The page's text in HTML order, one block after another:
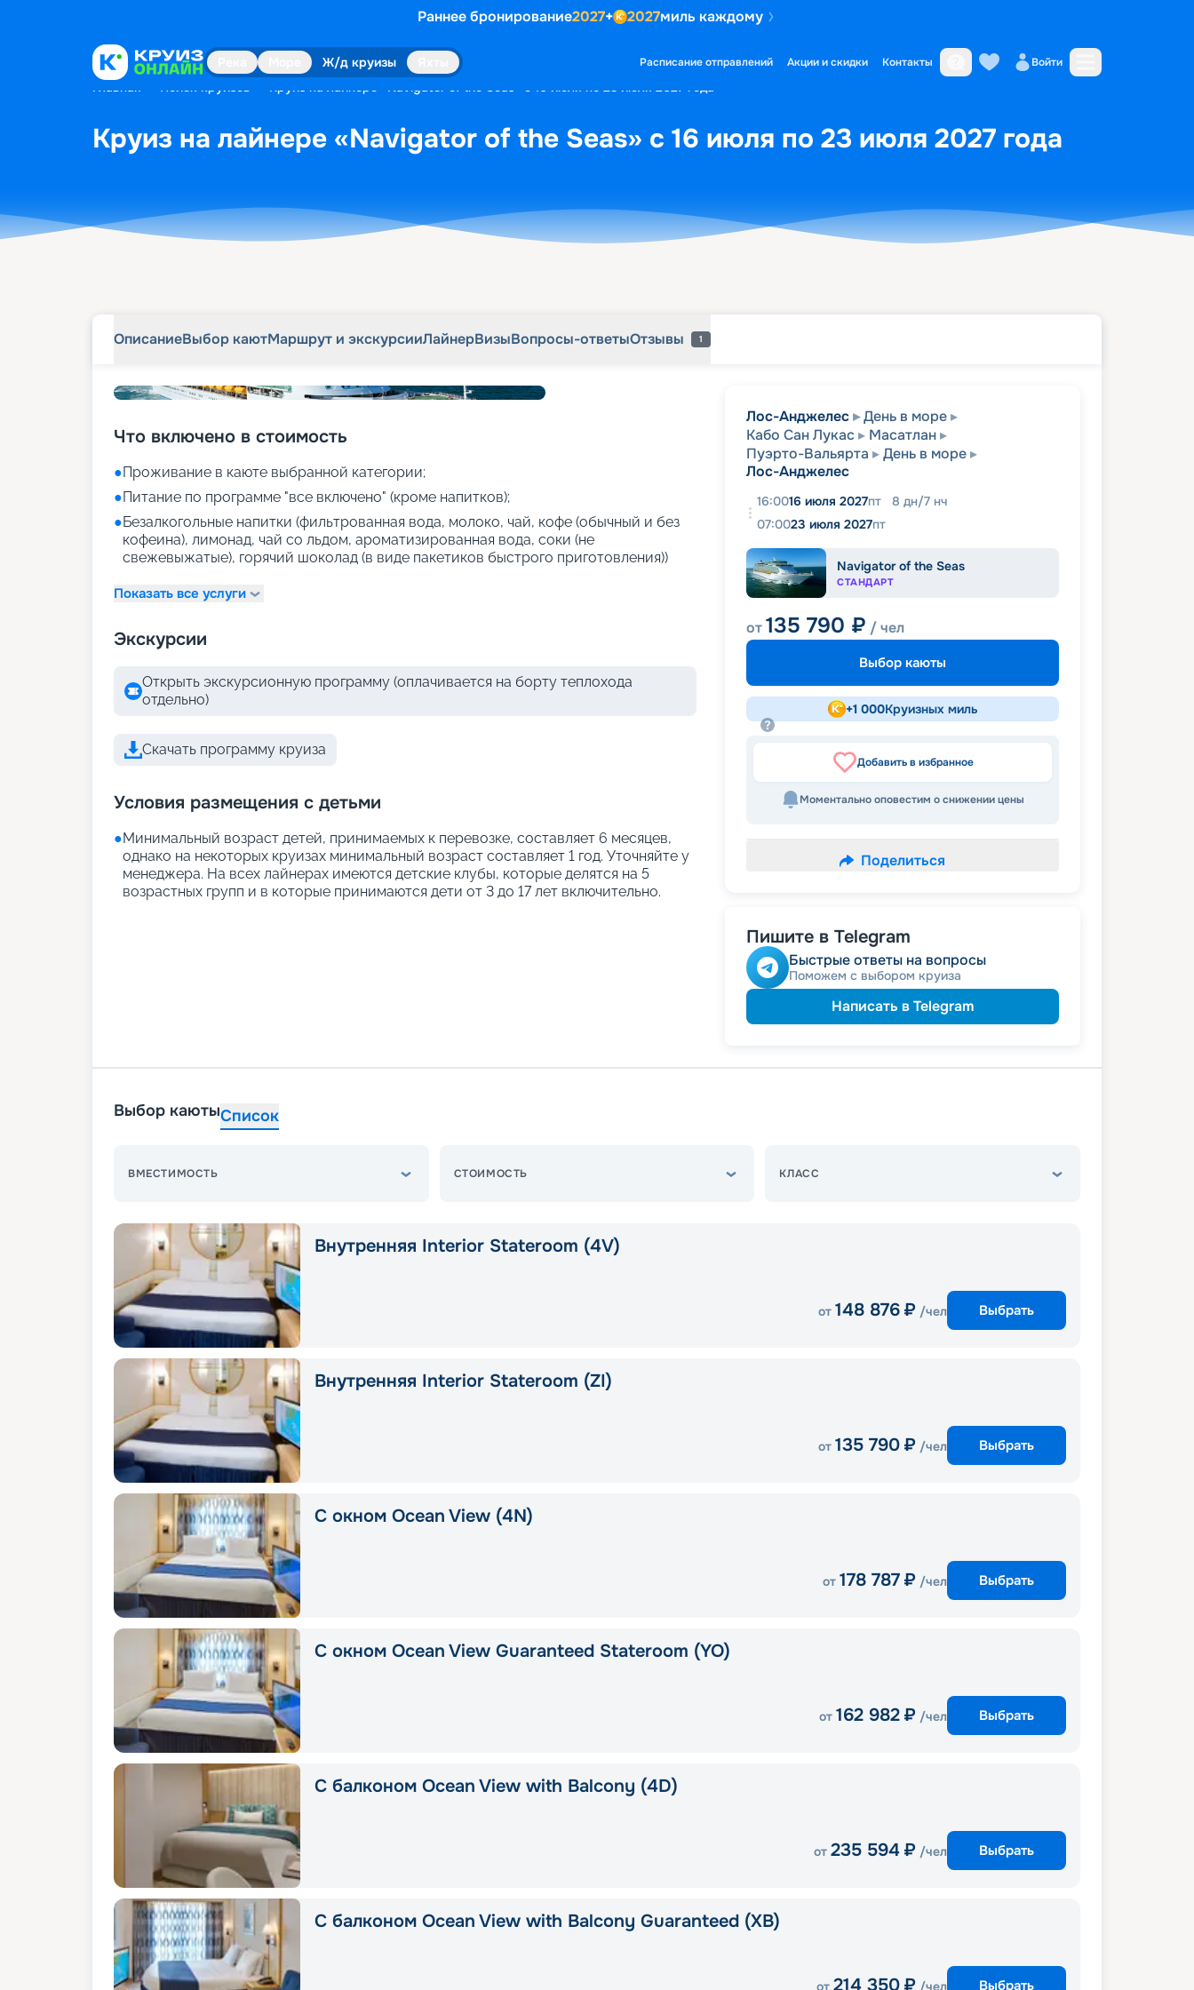
Раннее бронирование2027+ 2027миль каждому
Ж/д круизы Расписание отправлений Акции и скидки Контакты Войти
Главная Поиск круизов Круиз на лайнере «Navigator of the Seas» с 16 июля по 23 июля 2027 года
Круиз на лайнере «Navigator of the Seas» с 16 июля по 23 июля 2027 года
ОписаниеВыбор каютМаршрут и экскурсииЛайнерВизыВопросы-ответыОтзывы 1
Что включено в стоимость
●Проживание в каюте выбранной категории;
●Питание по программе "все включено" (кроме напитков);
●Безалкогольные напитки (фильтрованная вода, молоко, чай, кофе (обычный и без
кофеина), лимонад, чай со льдом, ароматизированная вода, соки (не
свежевыжатые), горячий шоколад (в виде пакетиков быстрого приготовления))
Показать все услуги
Экскурсии
Открыть экскурсионную программу (оплачивается на борту теплохода
отдельно)
Скачать программу круиза
Условия размещения с детьми
●Минимальный возраст детей, принимаемых к перевозке, составляет 6 месяцев,
однако на некоторых круизах минимальный возраст составляет 1 год. Уточняйте у
менеджера. На всех лайнерах имеются детские клубы, которые делятся на 5
возрастных групп и в которые принимаются дети от 3 до 17 лет включительно.
Лос-Анджелес
День в море
Кабо Сан Лукас
Масатлан
Пуэрто-Вальярта
День в море
Лос-Анджелес
16:0016 июля 2027пт 8 дн/7 нч
07:0023 июля 2027пт
Navigator of the Seas
СТАНДАРТ
от135 790 ₽ / чел
Выбор каюты
+1 000Круизных миль
Добавить в избранное
Моментально оповестим о снижении цены
Поделиться
Пишите в Telegram
Быстрые ответы на вопросы
Поможем с выбором круиза
Написать в Telegram
Выбор каютыСписок
ВМЕСТИМОСТЬ СТОИМОСТЬ КЛАСС
Внутренняя Interior Stateroom (4V)
от 148 876 ₽ /чел Выбрать
Внутренняя Interior Stateroom (ZI)
от 135 790 ₽ /чел Выбрать
С окном Ocean View (4N)
от 178 787 ₽ /чел Выбрать
С окном Ocean View Guaranteed Stateroom (YO)
от 162 982 ₽ /чел Выбрать
С балконом Ocean View with Balcony (4D)
от 235 594 ₽ /чел Выбрать
С балконом Ocean View with Balcony Guaranteed (XB)
от 214 350 ₽ /чел Выбрать